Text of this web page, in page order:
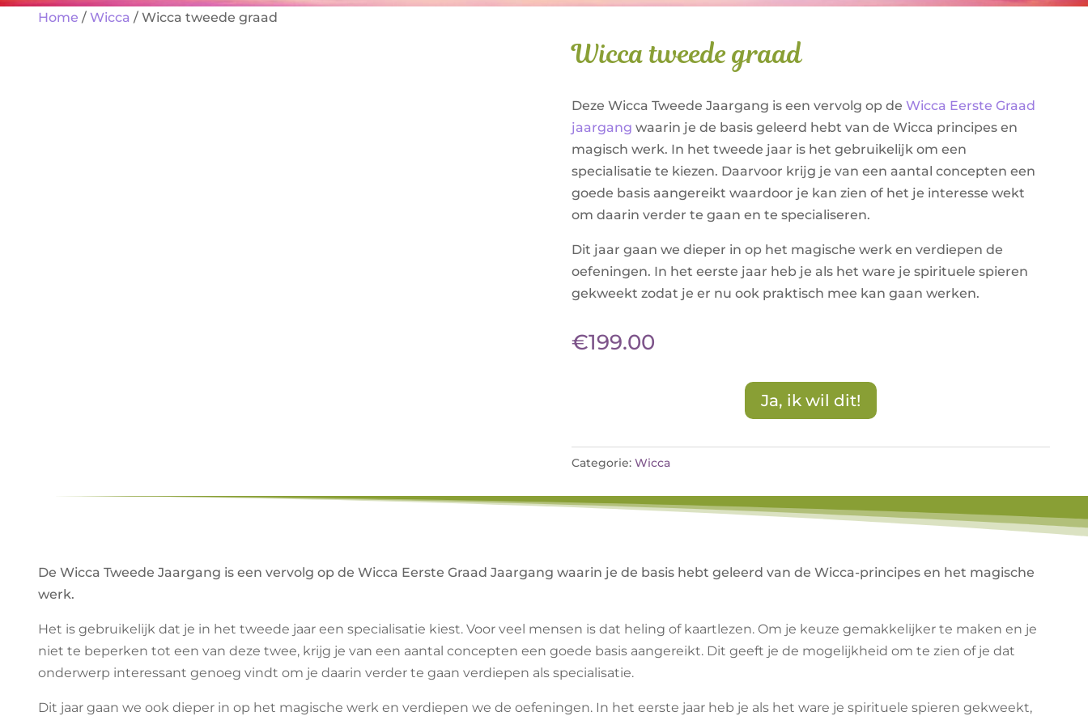
Home / Wicca / Wicca tweede graad
Wicca tweede graad
Deze Wicca Tweede Jaargang is een vervolg op deWicca Eerste Graad
jaargang waarin je de basis geleerd hebt van de Wicca principes en
magisch werk. In het tweede jaar is het gebruikelijk om een
specialisatie te kiezen. Daarvoor krijg je van een aantal concepten een
goede basis aangereikt waardoor je kan zien of het je interesse wekt
om daarin verder te gaan en te specialiseren.
Dit jaar gaan we dieper in op het magische werk en verdiepen de
oefeningen. In het eerste jaar heb je als het ware je spirituele spieren
gekweekt zodat je er nu ook praktisch mee kan gaan werken.
€199.00
Ja, ik wil dit!
Categorie:Wicca
De Wicca Tweede Jaargang is een vervolg op de Wicca Eerste Graad Jaargang waarin je de basis hebt geleerd van de Wicca-principes en het magische
werk.
Het is gebruikelijk dat je in het tweede jaar een specialisatie kiest. Voor veel mensen is dat heling of kaartlezen. Om je keuze gemakkelijker te maken en je
niet te beperken tot een van deze twee, krijg je van een aantal concepten een goede basis aangereikt. Dit geeft je de mogelijkheid om te zien of je dat
onderwerp interessant genoeg vindt om je daarin verder te gaan verdiepen als specialisatie.
Dit jaar gaan we ook dieper in op het magische werk en verdiepen we de oefeningen. In het eerste jaar heb je als het ware je spirituele spieren gekweekt,